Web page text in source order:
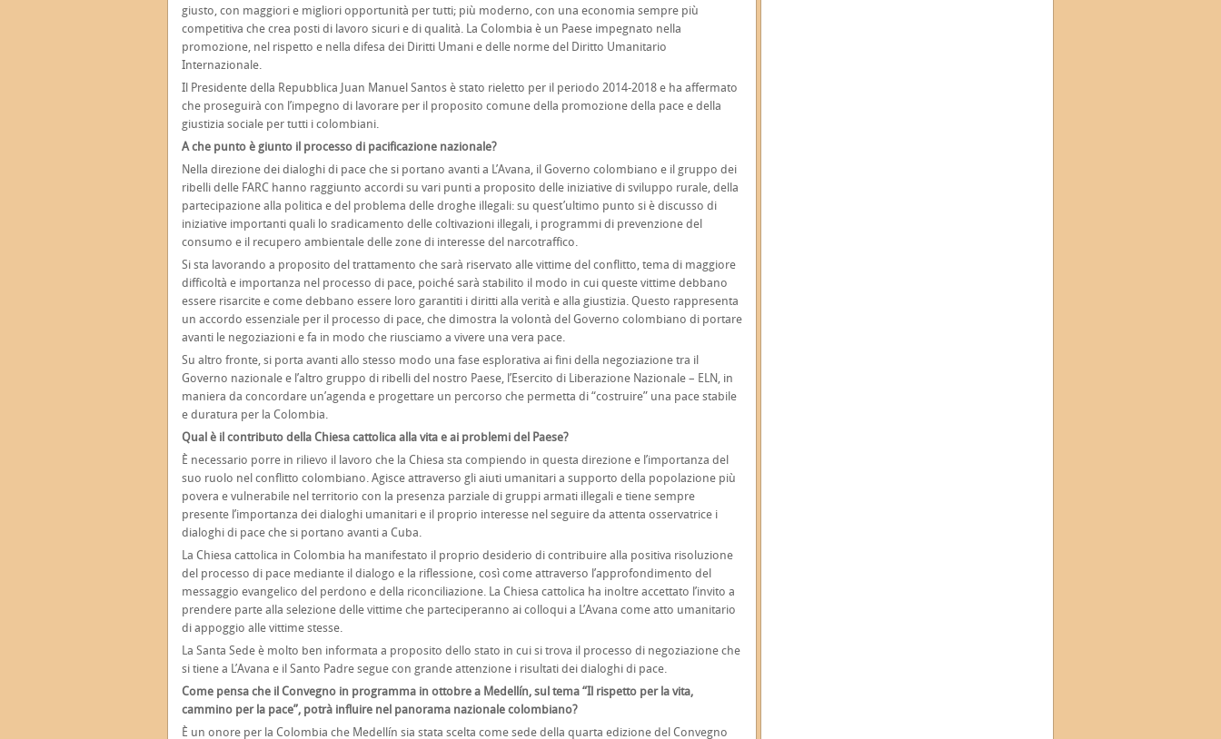
giusto, con maggiori e migliori opportunità per tutti; più moderno, con una economia sempre più
competitiva che crea posti di lavoro sicuri e di qualità. La Colombia è un Paese impegnato nella
promozione, nel rispetto e nella difesa dei Diritti Umani e delle norme del Diritto Umanitario
Internazionale.
Il Presidente della Repubblica Juan Manuel Santos è stato rieletto per il periodo 2014-2018 e ha affermato
che proseguirà con l’impegno di lavorare per il proposito comune della promozione della pace e della
giustizia sociale per tutti i colombiani.
A che punto è giunto il processo di pacificazione nazionale?
Nella direzione dei dialoghi di pace che si portano avanti a L’Avana, il Governo colombiano e il gruppo dei
ribelli delle FARC hanno raggiunto accordi su vari punti a proposito delle iniziative di sviluppo rurale, della
partecipazione alla politica e del problema delle droghe illegali: su quest’ultimo punto si è discusso di
iniziative importanti quali lo sradicamento delle coltivazioni illegali, i programmi di prevenzione del
consumo e il recupero ambientale delle zone di interesse del narcotraffico.
Si sta lavorando a proposito del trattamento che sarà riservato alle vittime del conflitto, tema di maggiore
difficoltà e importanza nel processo di pace, poiché sarà stabilito il modo in cui queste vittime debbano
essere risarcite e come debbano essere loro garantiti i diritti alla verità e alla giustizia. Questo rappresenta
un accordo essenziale per il processo di pace, che dimostra la volontà del Governo colombiano di portare
avanti le negoziazioni e fa in modo che riusciamo a vivere una vera pace.
Su altro fronte, si porta avanti allo stesso modo una fase esplorativa ai fini della negoziazione tra il
Governo nazionale e l’altro gruppo di ribelli del nostro Paese, l’Esercito di Liberazione Nazionale – ELN, in
maniera da concordare un’agenda e progettare un percorso che permetta di “costruire” una pace stabile
e duratura per la Colombia.
Qual è il contributo della Chiesa cattolica alla vita e ai problemi del Paese?
È necessario porre in rilievo il lavoro che la Chiesa sta compiendo in questa direzione e l’importanza del
suo ruolo nel conflitto colombiano. Agisce attraverso gli aiuti umanitari a supporto della popolazione più
povera e vulnerabile nel territorio con la presenza parziale di gruppi armati illegali e tiene sempre
presente l’importanza dei dialoghi umanitari e il proprio interesse nel seguire da attenta osservatrice i
dialoghi di pace che si portano avanti a Cuba.
La Chiesa cattolica in Colombia ha manifestato il proprio desiderio di contribuire alla positiva risoluzione
del processo di pace mediante il dialogo e la riflessione, così come attraverso l’approfondimento del
messaggio evangelico del perdono e della riconciliazione. La Chiesa cattolica ha inoltre accettato l’invito a
prendere parte alla selezione delle vittime che parteciperanno ai colloqui a L’Avana come atto umanitario
di appoggio alle vittime stesse.
La Santa Sede è molto ben informata a proposito dello stato in cui si trova il processo di negoziazione che
si tiene a L’Avana e il Santo Padre segue con grande attenzione i risultati dei dialoghi di pace.
Come pensa che il Convegno in programma in ottobre a Medellín, sul tema “Il rispetto per la vita,
cammino per la pace”, potrà influire nel panorama nazionale colombiano?
È un onore per la Colombia che Medellín sia stata scelta come sede della quarta edizione del Convegno